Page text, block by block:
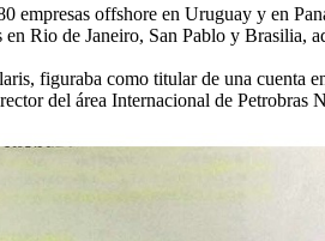
empresas offshore en Uruguay y en
Rio de Janeiro, San Pablo y Brasilia,
figuraba como titular de una
del área Internacional de